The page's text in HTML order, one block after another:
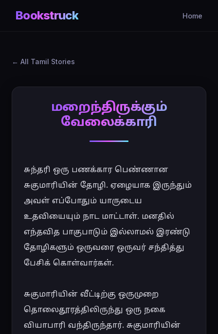
Bookstruck Home
All Tamil Stories
மறைந்திருக்கும்
வேலைக்காரி
சுந்தரி ஒரு பணக்கார பெண்ணான
சுகுமாரியின் தோழி. ஏழையாக இருந்தும்
அவள் எப்போதும் யாருடைய
உதவியையும் நாட மாட்டாள். மனதில்
எந்தவித பாகுபாடும் இல்லாமல் இரண்டு
தோழிகளும் ஒருவரை ஒருவர் சந்தித்து
பேசிக் கொள்வார்கள்.
சுகுமாரியின் வீட்டிற்கு ஒருமுறை
தொலைதூரத்திலிருந்து ஒரு நகை
வியாபாரி வந்திருந்தார். சுகுமாரியின்